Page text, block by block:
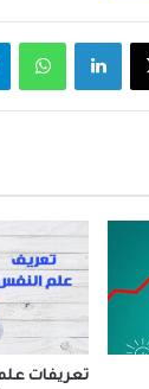
لينكدإن واتساب
تعريفات